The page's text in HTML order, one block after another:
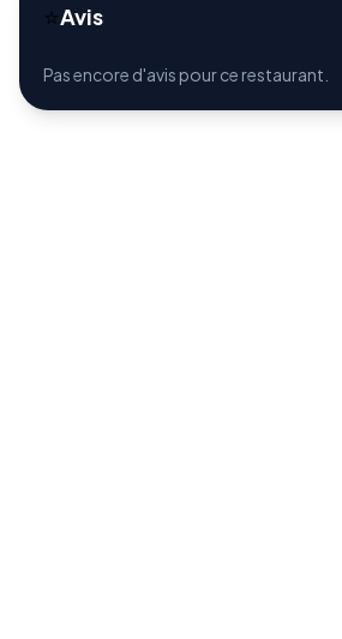
⭐Avis
Pas encore d'avis pour ce restaurant.